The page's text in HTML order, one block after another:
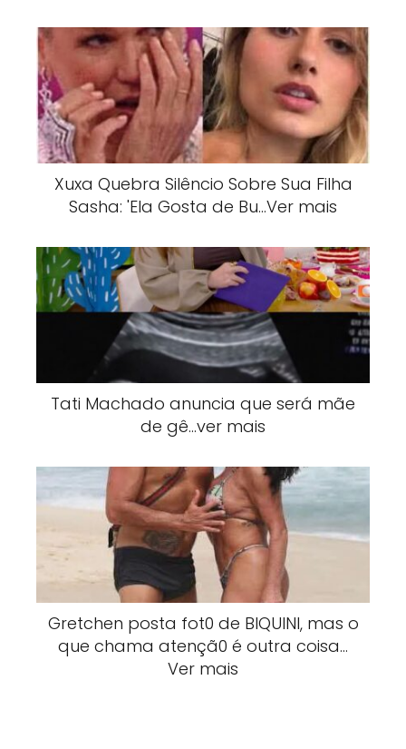
Xuxa Quebra Silêncio Sobre Sua Filha
Sasha: 'Ela Gosta de Bu…Ver mais
Tati Machado anuncia que será mãe
de gê…ver mais
Gretchen posta fot0 de BlQUlNI, mas o
que chama atençã0 é outra coisa…
Ver mais